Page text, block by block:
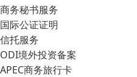
商务秘书服务
国际公证证明
信托服务
ODI境外投资备案
APEC商务旅行卡